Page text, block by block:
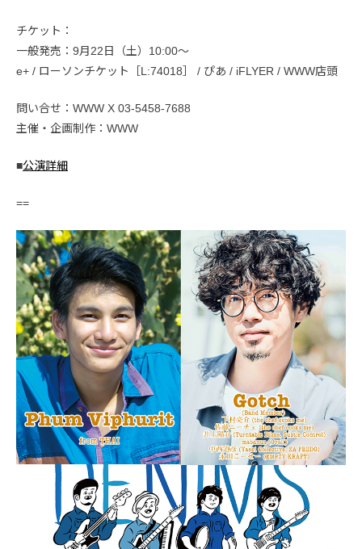
チケット：
一般発売：9月22日（土）10:00〜
e+ / ローソンチケット［L:74018］ / ぴあ / iFLYER / WWW店頭
問い合せ：WWW X 03-5458-7688
主催・企画制作：WWW
■公演詳細
==